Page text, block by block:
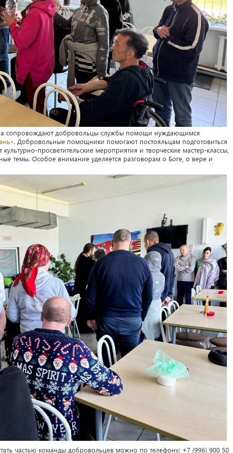
сопровождают добровольцы службы помощи нуждающимся
. Добровольные помощники помогают постояльцам подготовиться
просветительские мероприятия и творческие мастер-классы,
темы. Особое внимание уделяется разговорам о Боге, о вере и
частью команды добровольцев можно по телефону: +7 (996) 900 50